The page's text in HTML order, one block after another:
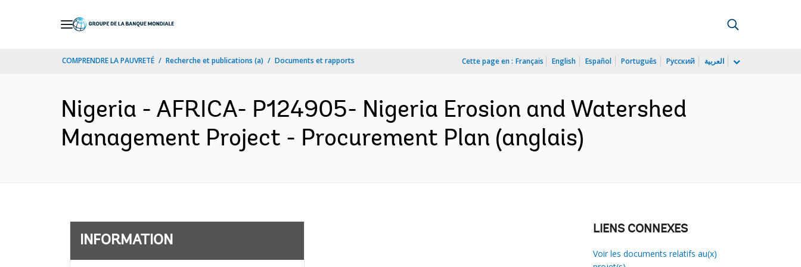
COMPRENDRE LA PAUVRETÉ Recherche et publications (a) Documents et rapports Cette page en : Français English Español Português Русский العربية
Nigeria - AFRICA- P124905- Nigeria Erosion and Watershed
Management Project - Procurement Plan (anglais)
INFORMATION
LIENS CONNEXES
Voir les documents relatifs au(x)